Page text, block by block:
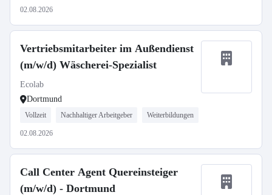
02.08.2026
Vertriebsmitarbeiter im Außendienst
(m/w/d) Wäscherei-Spezialist
Ecolab
Dortmund
Vollzeit Nachhaltiger Arbeitgeber Weiterbildungen
02.08.2026
Call Center Agent Quereinsteiger
(m/w/d) - Dortmund